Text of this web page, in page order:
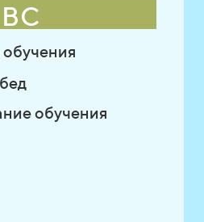
ВС
обучения
обучения